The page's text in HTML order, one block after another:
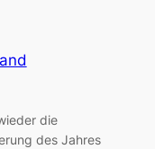
die
des Jahres